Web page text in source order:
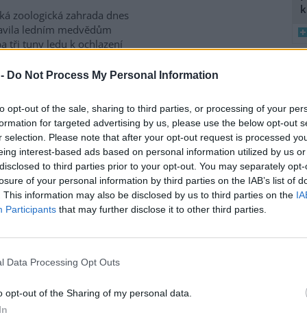
Do Not Process My Personal Information
opt-out of the sale, sharing to third parties, or processing of your
for targeted advertising by us, please use the below opt-out
selection. Please note that after your opt-out request is processed
interest-based ads based on personal information utilized by us
to third parties prior to your opt-out. You may separately
of your personal information by third parties on the IAB’s list of
This information may also be disclosed by us to third parties on the
Participants that may further disclose it to other third parties.
Data Processing Opt Outs
opt-out of the Sharing of my personal data.
zoologická zahrada dnes
ledním medvědům
tři tuny ledu k ochlazení
zvířatům neslouží jen ke
řekl mluvčí zoo Filip
počasí opakovat i při
sebou několik velmi
teploty stoupat až ke 40
čtyři roky zvýšila
Podle agentury AFP to
že těchto šelem v zemi
dál upevňuje pověst
tygrů týče.